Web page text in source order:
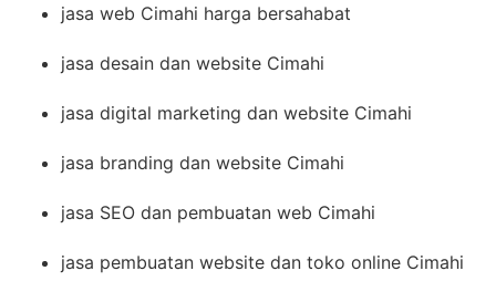
jasa web Cimahi harga bersahabat
jasa desain dan website Cimahi
jasa digital marketing dan website Cimahi
jasa branding dan website Cimahi
jasa SEO dan pembuatan web Cimahi
jasa pembuatan website dan toko online Cimahi